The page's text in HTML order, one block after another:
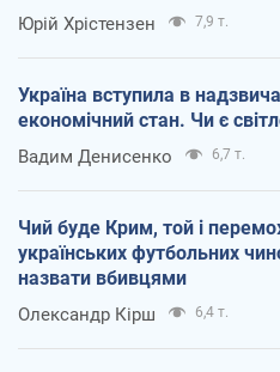
Юрій Хрістензен 7,9 т.
Україна вступила в
економічний стан. Чи є
Вадим Денисенко 6,7 т.
Чий буде Крим, той і
українських футбольних
назвати вбивцями
Олександр Кірш 6,4 т.